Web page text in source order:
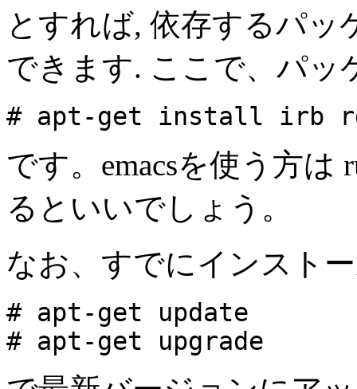
とすれば, 依存するパ
できます. ここで、パッ
# apt-get install irb
です。emacsを使う方は
るといいでしょう。
なお、すでにインスト
# apt-get update
# apt-get upgrade